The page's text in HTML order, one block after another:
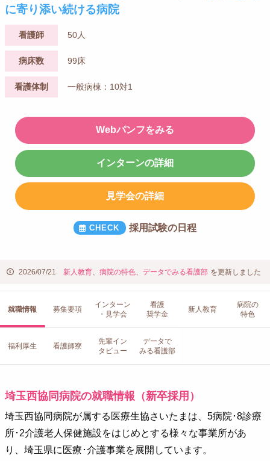
に寄り添い続ける病院
看護師 50人
病床数 99床
看護体制 一般病棟：10対1
Webパンフをみる
インターンの詳細
見学会の詳細
採用試験の日程
2026/07/21 新人教育、 病院の特色、 データでみる看護部 を更新しました
就職情報 募集要項
インターン
・見学会
看護
奨学金
新人教育
病院の
特色
福利厚生 看護師寮
先輩イン
タビュー
データで
みる看護部
埼玉西協同病院の就職情報（新卒採用）
埼玉西協同病院が属する医療生協さいたまは、5病院･8診療
所･2介護老人保健施設をはじめとする様々な事業所があ
り、埼玉県に医療･介護事業を展開しています。